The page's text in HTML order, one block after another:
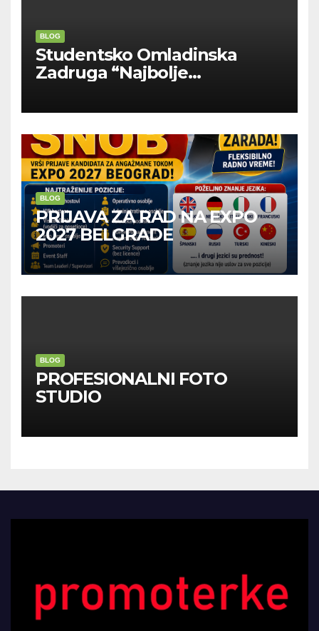
BLOG
Studentsko Omladinska
Zadruga “Najbolje
BLOG
PRIJAVA ZA RAD NA EXPO
2027 BELGRADE
BLOG
PROFESIONALNI FOTO
STUDIO